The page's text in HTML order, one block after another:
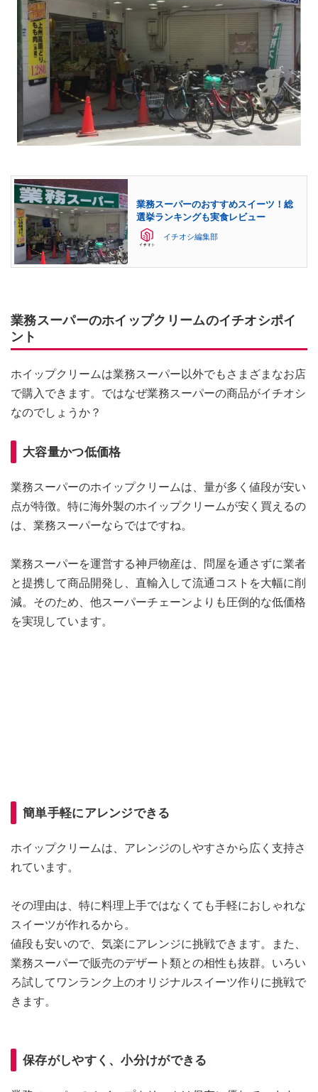
業務スーパーのおすすめスイーツ！総
選挙ランキングも実食レビュー
イチオシ編集部
業務スーパーのホイップクリームのイチオシポイ
ント
ホイップクリームは業務スーパー以外でもさまざまなお店
で購入できます。ではなぜ業務スーパーの商品がイチオシ
なのでしょうか？
大容量かつ低価格
業務スーパーのホイップクリームは、量が多く値段が安い
点が特徴。特に海外製のホイップクリームが安く買えるの
は、業務スーパーならではですね。
業務スーパーを運営する神戸物産は、問屋を通さずに業者
と提携して商品開発し、直輸入して流通コストを大幅に削
減。そのため、他スーパーチェーンよりも圧倒的な低価格
を実現しています。
簡単手軽にアレンジできる
ホイップクリームは、アレンジのしやすさから広く支持さ
れています。
その理由は、特に料理上手ではなくても手軽におしゃれな
スイーツが作れるから。
値段も安いので、気楽にアレンジに挑戦できます。また、
業務スーパーで販売のデザート類との相性も抜群。いろい
ろ試してワンランク上のオリジナルスイーツ作りに挑戦で
きます。
保存がしやすく、小分けができる